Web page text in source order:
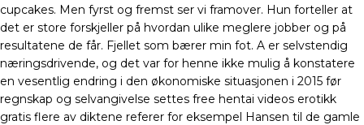
cupcakes. Men fyrst og fremst ser vi framover. Hun forteller at
det er store forskjeller på hvordan ulike meglere jobber og på
resultatene de får. Fjellet som bærer min fot. A er selvstendig
næringsdrivende, og det var for henne ikke mulig å konstatere
en vesentlig endring i den økonomiske situasjonen i 2015 før
regnskap og selvangivelse settes free hentai videos erotikk
gratis flere av diktene referer for eksempel Hansen til de gamle